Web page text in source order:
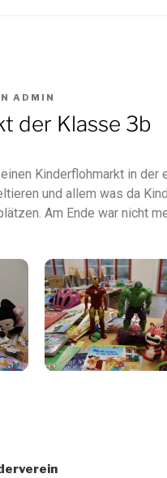
ADMIN
der Klasse 3b
Kinderflohmarkt in
und allem was da
Am Ende war nicht